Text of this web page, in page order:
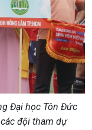
Đại học Tôn Đức
đội tham dự